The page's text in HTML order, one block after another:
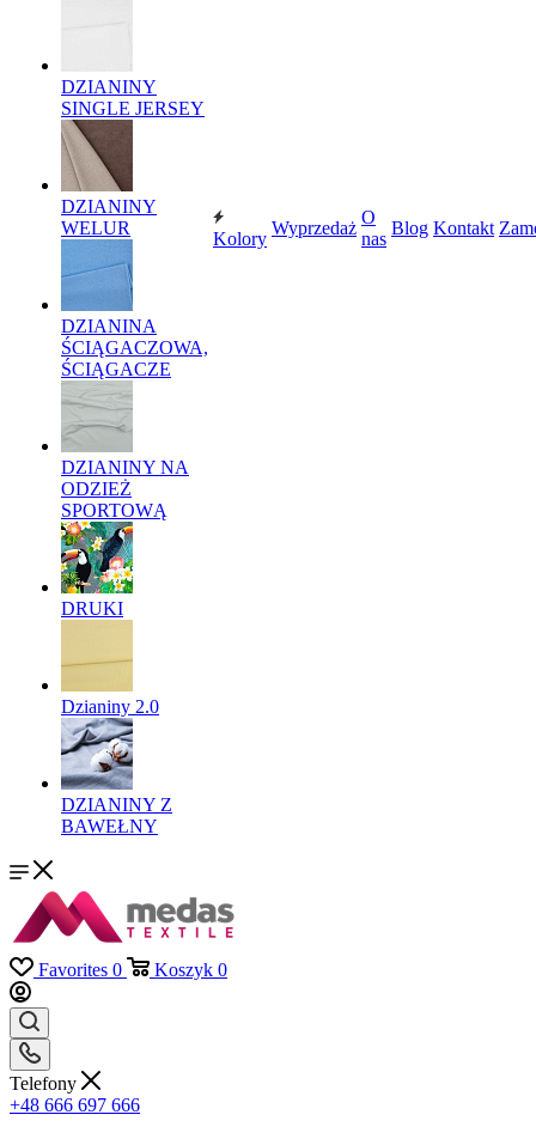
DZIANINY
SINGLE JERSEY
DZIANINY
WELUR
DZIANINA
ŚCIĄGACZOWA,
ŚCIĄGACZE
DZIANINY NA
ODZIEŻ
SPORTOWĄ
DRUKI
Dzianiny 2.0
DZIANINY Z
BAWEŁNY
Kolory
Wyprzedaż
O
nas
Blog Kontakt
Favorites 0 Koszyk 0
Telefony
+48 666 697 666